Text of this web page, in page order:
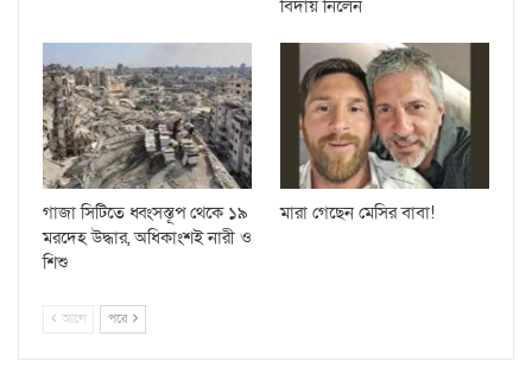
বিদায় নিলেন
গাজা সিটিতে ধ্বংসস্তূপ থেকে ১৯
মরদেহ উদ্ধার, অধিকাংশই নারী ও
শিশু
মারা গেছেন মেসির বাবা!
আগে পরে